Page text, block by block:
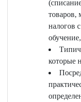
товаров,
налогов
которые